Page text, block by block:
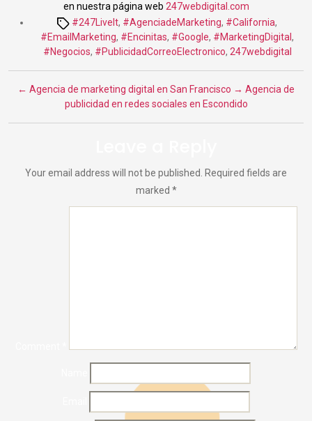
en nuestra página web 247webdigital.com
Tags#247LiveIt, #AgenciadeMarketing, #California,
#EmailMarketing, #Encinitas, #Google, #MarketingDigital,
#Negocios, #PublicidadCorreoElectronico, 247webdigital
← Agencia de marketing digital en San Francisco → Agencia de
publicidad en redes sociales en Escondido
Your email address will not be published. Required fields are
marked *